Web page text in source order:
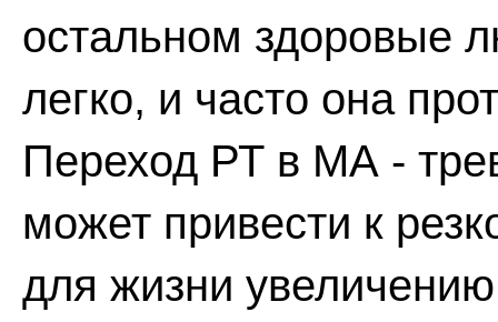
остальном здоровые
легко, и часто она
Переход РТ в МА -
может привести к
для жизни